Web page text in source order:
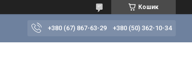
Кошик
+380 (67) 867-63-29 +380 (50) 362-10-34